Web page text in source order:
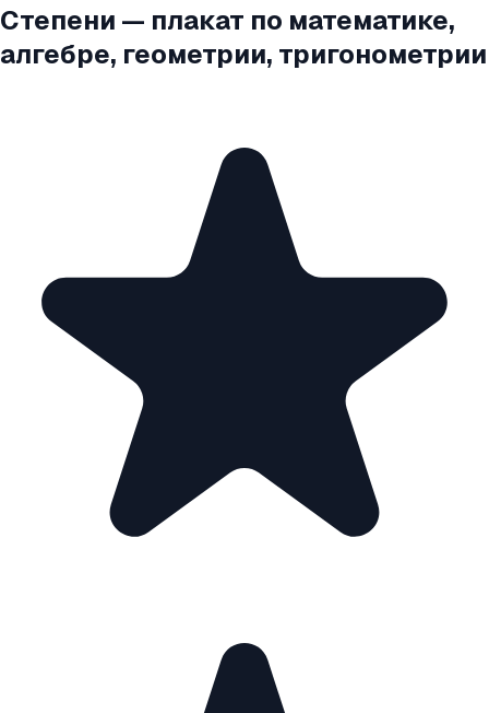
Степени — плакат по математике,
алгебре, геометрии, тригонометрии